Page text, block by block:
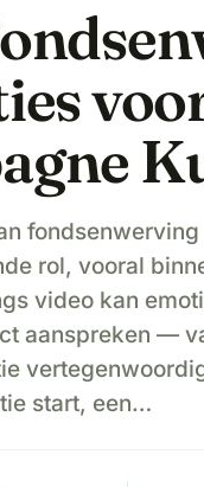
rol, vooral
video kan
aanspreken —
start, een…